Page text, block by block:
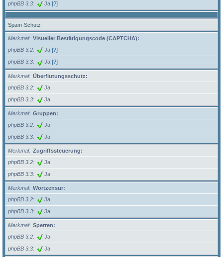
phpBB 3.3 Ja [?]
Spam-Schutz
Merkmal
Visueller Bestätigungscode (CAPTCHA):
phpBB 3.2
Ja [?]
phpBB 3.3 Ja [?]
Merkmal
Überflutungsschutz:
phpBB 3.2
Ja
phpBB 3.3 Ja
Merkmal
Gruppen:
phpBB 3.2
Ja
phpBB 3.3 Ja
Merkmal
Zugriffssteuerung:
phpBB 3.2
Ja
phpBB 3.3 Ja
Merkmal
Wortzensur:
phpBB 3.2
Ja
phpBB 3.3 Ja
Merkmal
Sperren:
phpBB 3.2
Ja
phpBB 3.3 Ja